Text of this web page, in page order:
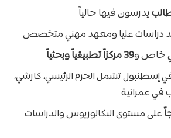
يدرسون فيها حالياً
خاص و39 مركزاً تطبيقياً وبحثياً
إسطنبول تشمل الحرم الرئيسي، كارشي،
في عمرانية
على مستوى البكالوريوس والدراسات